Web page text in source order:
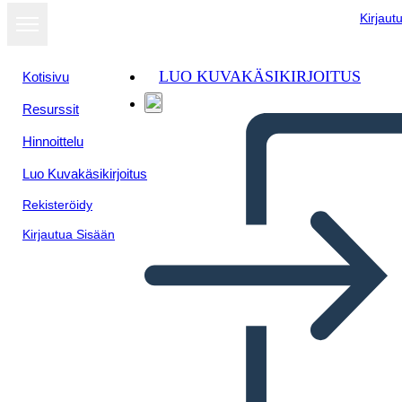
Kotisivu
Resurssit
Hinnoittelu
Luo Kuvakäsikirjoitus
Rekisteröidy
Kirjautua Sisään
LUO KUVAKÄSIKIRJOITUS